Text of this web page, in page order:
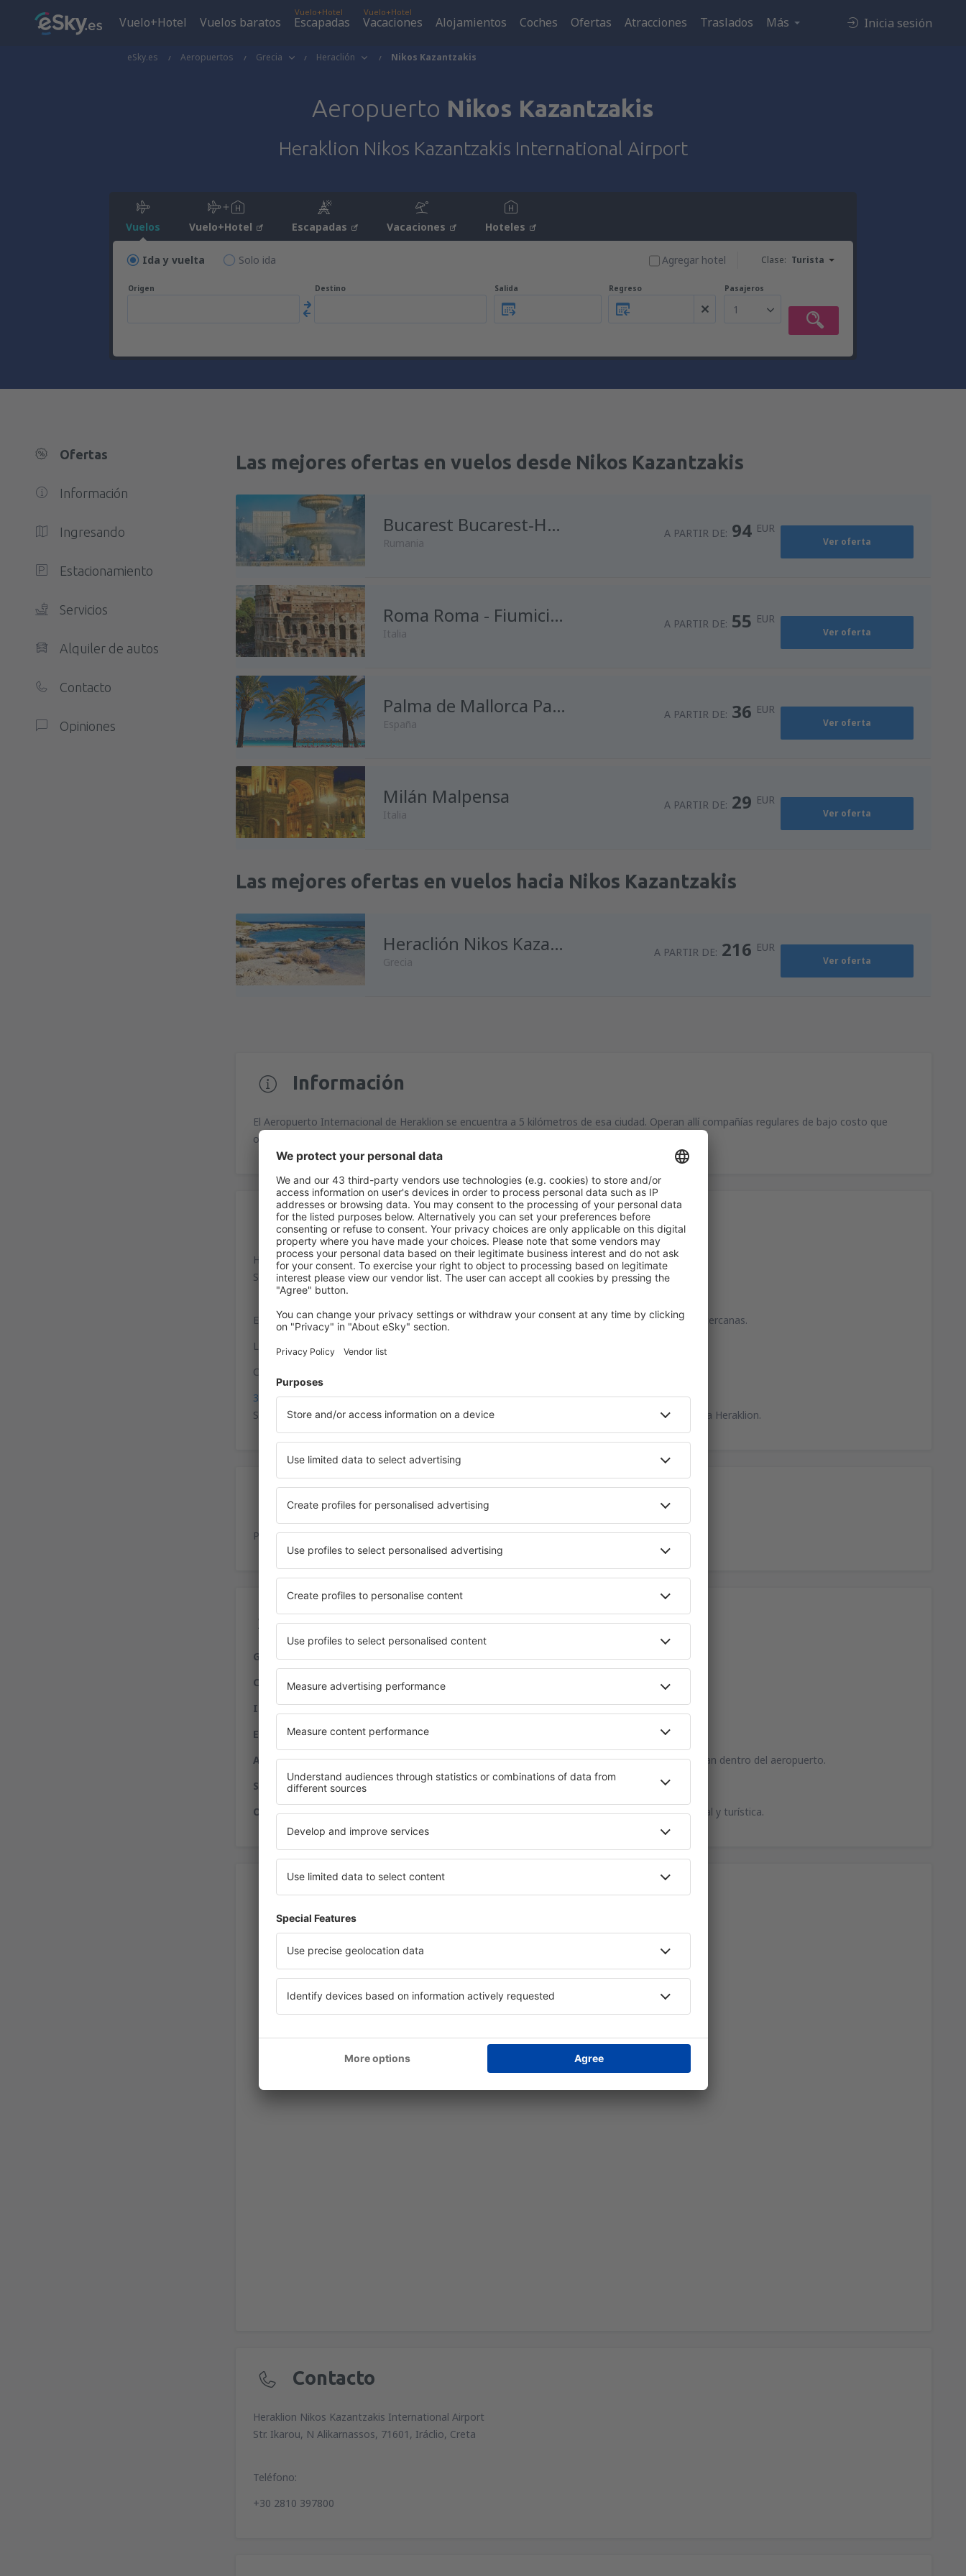
Vuelo+Hotel Vuelos baratos
Vuelo+Hotel
Escapadas
Vuelo+Hotel
Vacaciones Alojamientos Coches Ofertas Atracciones Traslados Más Inicia sesión
eSky.es Aeropuertos Grecia Heraclión Nikos Kazantzakis
Aeropuerto Nikos Kazantzakis
Heraklion Nikos Kazantzakis International Airport
Vuelos Vuelo+Hotel Escapadas Vacaciones Hoteles
Ida y vuelta Solo ida Clase: Turista
Agregar hotel
Origen Destino Salida Regreso Pasajeros
1
Ofertas
Información
Ingresando
Estacionamiento
Servicios
Alquiler de autos
Contacto
Opiniones
Las mejores ofertas en vuelos desde Nikos Kazantzakis
Bucarest Bucarest-Henri Coanda
Rumania
A PARTIR DE: 94 EUR
Ver oferta
Roma Roma - Fiumicino
Italia
A PARTIR DE: 55 EUR
Ver oferta
Palma de Mallorca Palma de Mallorca
España
A PARTIR DE: 36 EUR
Ver oferta
Milán Malpensa
Italia
A PARTIR DE: 29 EUR
Ver oferta
Las mejores ofertas en vuelos hacia Nikos Kazantzakis
Heraclión Nikos Kazantzakis
Grecia
A PARTIR DE: 216 EUR
Ver oferta
Información
El Aeropuerto Internacional de Heraklion se encuentra a 5 kilómetros de esa ciudad. Operan allí compañías regulares de bajo costo que
ofrecen vuelos domésticos e internacionales a los principales destinos de Europa.
Ingresando
Heraklion Nikos Kazantzakis International Airport
Str. Ikarou, N Alikarnassos, 71601, Iráclio, Creta
Existen servicios de corta y larga distancia, que conectan el aeropuerto con las localidades más cercanas.
Las paradas de taxis se sitúan en la salida de la terminal.
Coordenadas para sistema de GPS:
35°20'12"N, 25°10'23"E
Se puede acceder al aeropuerto por la autovía Dikeossinis Makariou, que conduce directamente a Heraklion.
Estacionamiento
Playa de estacionamiento con capacidad para 500 vehículos.
Servicios
Gastronomía:restaurantes, cafeterías y bares.
Compras:freeshop, regalería, venta de diarios y revistas.
Internet:servicio de internet Wi-Fi.
Entidades financieras: cajeros automáticos y casa de cambio.
Alquiler de autos:Hertz, Avis, Eurodollar, National, Eurocarter, Sixt, Budget, Autohellas funcionan dentro del aeropuerto.
Servicios a discapacitados:
infraestructura adaptada en baños y accesos.
Otros servicios:correo, salas VIP, teléfonos públicos, enfermería, puesto de información general y turística.
Alquiler de autos
Contacto
Heraklion Nikos Kazantzakis International Airport
Str. Ikarou, N Alikarnassos, 71601, Iráclio, Creta
Teléfono:
+30 2810 397800